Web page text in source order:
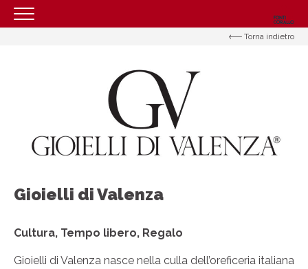
COME RAGGIUNGERCI
PROMOZIONI
EVENTI
SERVIZI
CONTATTI
Torna indietro
Gioielli di Valenza
Cultura, Tempo libero, Regalo
Gioielli di Valenza nasce nella culla dell’oreficeria italiana